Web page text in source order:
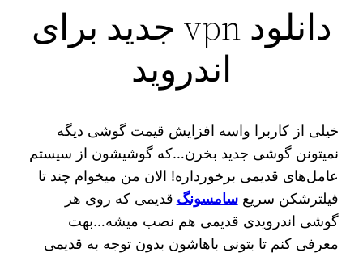
دانلود vpn جدید برای
اندروید
خیلی از کاربرا واسه افزایش قیمت گوشی دیگه
نمیتونن گوشی جدید بخرن…که گوشیشون از سیستم
عامل‌های قدیمی برخورداره! الان من میخوام چند تا
فیلترشکن سریعسامسونگ قدیمی که روی هر
گوشی اندرویدی قدیمی هم نصب میشه…بهت
معرفی کنم تا بتونی باهاشون بدون توجه به قدیمی